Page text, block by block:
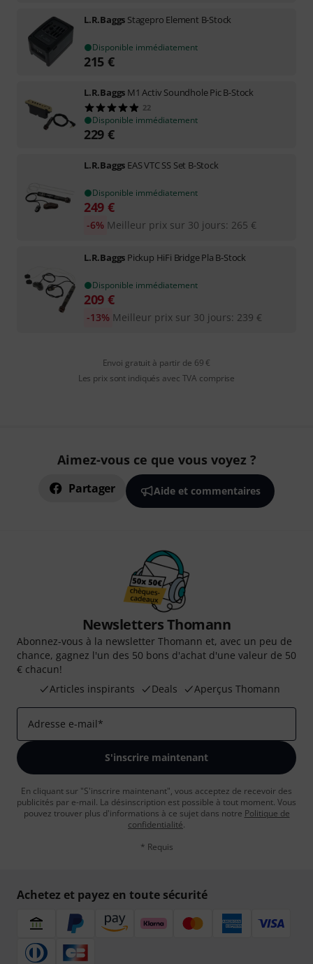
L.R.Baggs Stagepro Element B-Stock
Disponible immédiatement
215 €
L.R.Baggs M1 Activ Soundhole Pic B-Stock
22
Disponible immédiatement
229 €
L.R.Baggs EAS VTC SS Set B-Stock
Disponible immédiatement
249 €
Meilleur prix sur 30 jours: 265 €
-6%
L.R.Baggs Pickup HiFi Bridge Pla B-Stock
Disponible immédiatement
209 €
Meilleur prix sur 30 jours: 239 €
-13%
Envoi gratuit à partir de 69 €
Les prix sont indiqués avec TVA comprise
Aimez-vous ce que vous voyez ?
Partager Aide et commentaires
Newsletters Thomann
Abonnez-vous à la newsletter Thomann et, avec un peu de
chance, gagnez l'un des 50 bons d'achat d'une valeur de 50
€ chacun!
Articles inspirants
Deals Aperçus Thomann
Adresse e-mail*
S'inscrire maintenant
En cliquant sur "S'inscrire maintenant", vous acceptez de recevoir des
publicités par e-mail. La désinscription est possible à tout moment. Vous
pouvez trouver plus d'informations à ce sujet dans notre Politique de
confidentialité.
* Requis
Achetez et payez en toute sécurité